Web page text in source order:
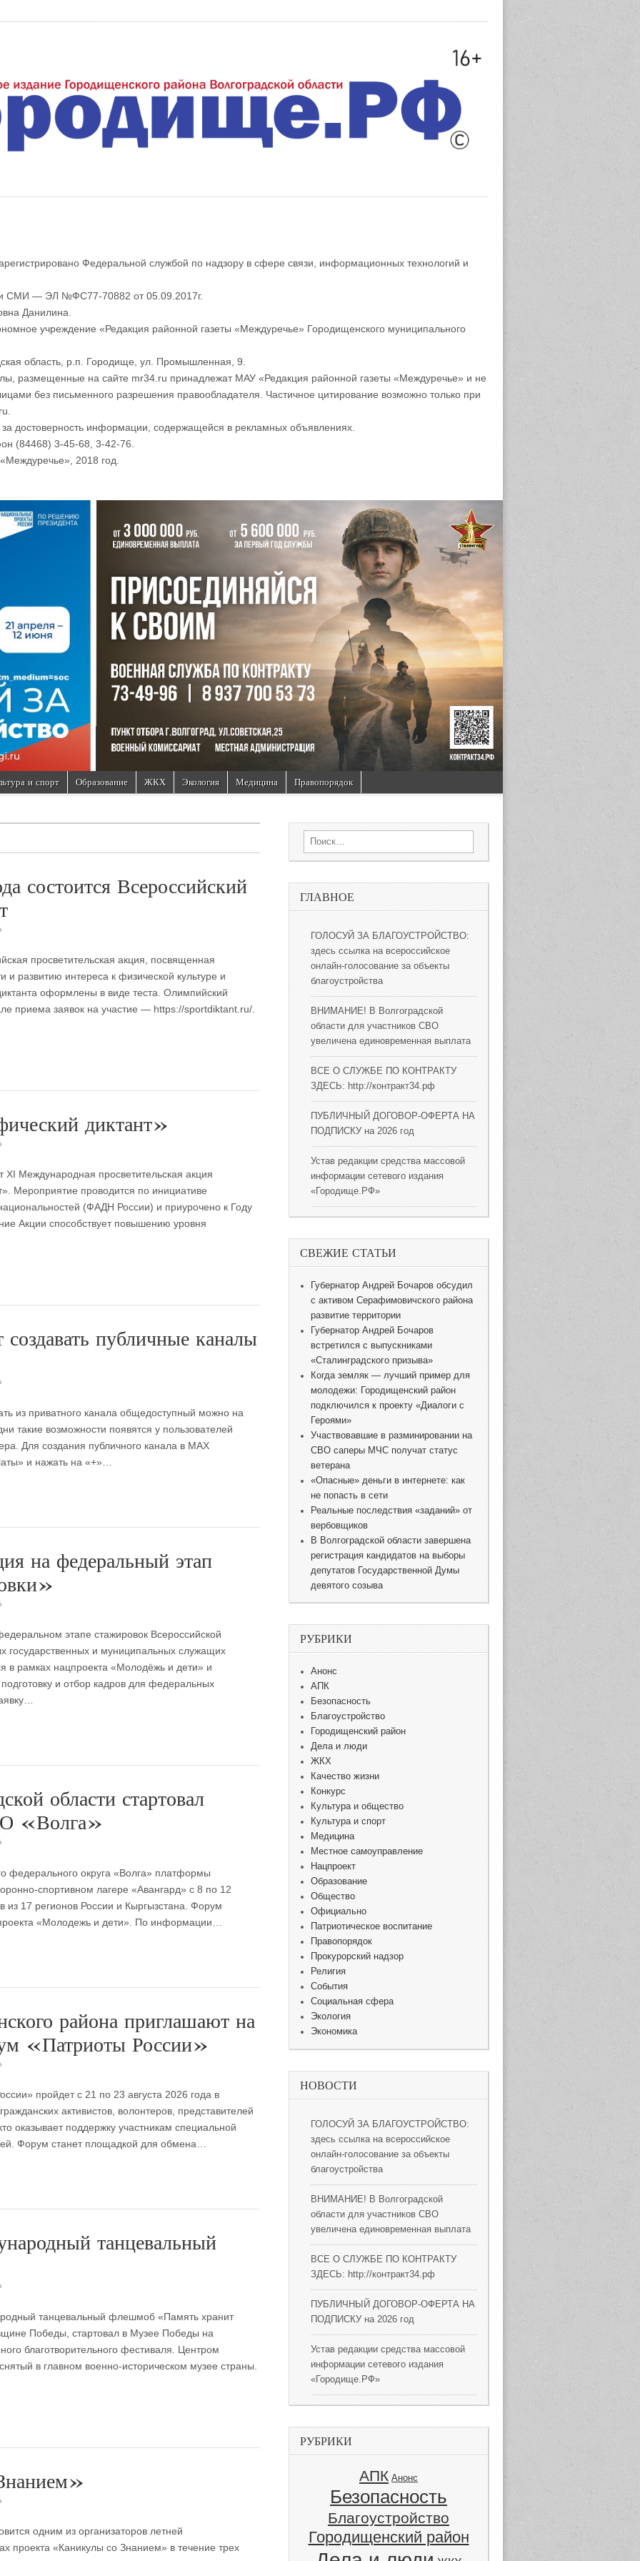
Федеральной службой по надзору в сфере связи, информационных технологий и
СМИ — ЭЛ №ФС77-70882 от 05.09.2017г.
Данилина.
учреждение «Редакция районной газеты «Междуречье» Городищенского муниципального
область, р.п. Городище, ул. Промышленная, 9.
размещенные на сайте mr34.ru принадлежат МАУ «Редакция районной газеты «Междуречье» и не
без письменного разрешения правообладателя. Частичное цитирование возможно только при
за достоверность информации, содержащейся в рекламных объявлениях.
(84468) 3-45-68, 3-42-76.
2018 год.
и спорт Образование ЖКХ Экология Медицина Правопорядок
состоится Всероссийский
просветительская акция, посвященная
развитию интереса к физической культуре и
оформлены в виде теста. Олимпийский
приема заявок на участие — https://sportdiktant.ru/.
диктант»
Международная просветительская акция
Мероприятие проводится по инициативе
(ФАДН России) и приурочено к Году
Акции способствует повышению уровня
создавать публичные каналы
из приватного канала общедоступный можно на
такие возможности появятся у пользователей
Для создания публичного канала в MAX
и нажать на «+»…
на федеральный этап
этапе стажировок Всероссийской
государственных и муниципальных служащих
в рамках нацпроекта «Молодёжь и дети» и
и отбор кадров для федеральных
области стартовал
«Волга»
округа «Волга» платформы
спортивном лагере «Авангард» с 8 по 12
17 регионов России и Кыргызстана. Форум
«Молодежь и дети». По информации…
района приглашают на
«Патриоты России»
пройдет с 21 по 23 августа 2026 года в
активистов, волонтеров, представителей
оказывает поддержку участникам специальной
Форум станет площадкой для обмена…
танцевальный
танцевальный флешмоб «Память хранит
Победы, стартовал в Музее Победы на
благотворительного фестиваля. Центром
в главном военно-историческом музее страны.
одним из организаторов летней
проекта «Каникулы со Знанием» в течение трех
Search for:
ГЛАВНОЕ
ГОЛОСУЙ ЗА БЛАГОУСТРОЙСТВО:
здесь ссылка на всероссийское
онлайн-голосование за объекты
благоустройства
ВНИМАНИЕ! В Волгоградской
области для участников СВО
увеличена единовременная выплата
ВСЕ О СЛУЖБЕ ПО КОНТРАКТУ
ЗДЕСЬ: http://контракт34.рф
ПУБЛИЧНЫЙ ДОГОВОР-ОФЕРТА НА
ПОДПИСКУ на 2026 год
Устав редакции средства массовой
информации сетевого издания
«Городище.РФ»
СВЕЖИЕ СТАТЬИ
Губернатор Андрей Бочаров обсудил
с активом Серафимовичского района
развитие территории
Губернатор Андрей Бочаров
встретился с выпускниками
«Сталинградского призыва»
Когда земляк — лучший пример для
молодежи: Городищенский район
подключился к проекту «Диалоги с
Героями»
Участвовавшие в разминировании на
СВО саперы МЧС получат статус
ветерана
«Опасные» деньги в интернете: как
не попасть в сети
Реальные последствия «заданий» от
вербовщиков
В Волгоградской области завершена
регистрация кандидатов на выборы
депутатов Государственной Думы
девятого созыва
РУБРИКИ
Анонс
АПК
Безопасность
Благоустройство
Городищенский район
Дела и люди
ЖКХ
Качество жизни
Конкурс
Культура и общество
Культура и спорт
Медицина
Местное самоуправление
Нацпроект
Образование
Общество
Официально
Патриотическое воспитание
Правопорядок
Прокурорский надзор
Религия
События
Социальная сфера
Экология
Экономика
НОВОСТИ
ГОЛОСУЙ ЗА БЛАГОУСТРОЙСТВО:
здесь ссылка на всероссийское
онлайн-голосование за объекты
благоустройства
ВНИМАНИЕ! В Волгоградской
области для участников СВО
увеличена единовременная выплата
ВСЕ О СЛУЖБЕ ПО КОНТРАКТУ
ЗДЕСЬ: http://контракт34.рф
ПУБЛИЧНЫЙ ДОГОВОР-ОФЕРТА НА
ПОДПИСКУ на 2026 год
Устав редакции средства массовой
информации сетевого издания
«Городище.РФ»
РУБРИКИ
АПК Анонс
Безопасность
Благоустройство
Городищенский район